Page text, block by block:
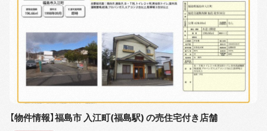
【物件情報】福島市 入江町(福島駅) の売住宅付き店舗